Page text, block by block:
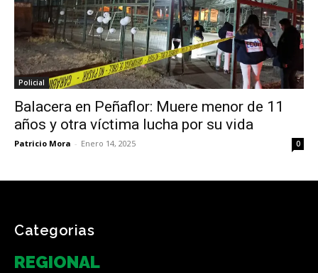
Policial
Balacera en Peñaflor: Muere menor de 11
años y otra víctima lucha por su vida
Patricio Mora - Enero 14, 2025 0
Categorias
REGIONAL